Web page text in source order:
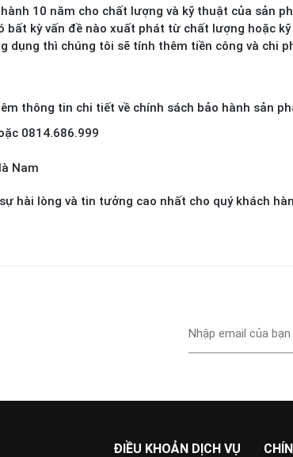
10 năm cho chất lượng và kỹ thuật của sản
bất kỳ vấn đề nào xuất phát từ chất lượng hoặc
dụng thì chúng tôi sẽ tính thêm tiền công và chi
thông tin chi tiết về chính sách bảo hành sản
0814.686.999
Nam
hài lòng và tin tưởng cao nhất cho quý khách
ĐIỀU KHOẢN DỊCH VỤ